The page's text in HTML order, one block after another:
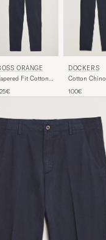
ORANGE
Fit Cotton
DOCKERS
Cotton Chino
100€